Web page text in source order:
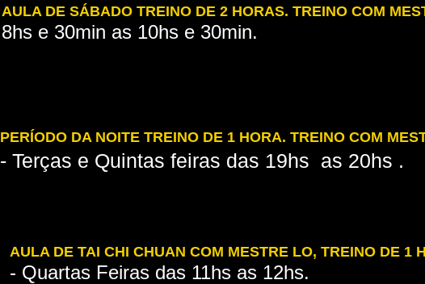
AULA DE SÁBADO TREINO DE 2 HORAS. TREINO COM
8hs e 30min as 10hs e 30min.
PERÍODO DA NOITE TREINO DE 1 HORA. TREINO COM
- Terças e Quintas feiras das 19hs as 20hs .
AULA DE TAI CHI CHUAN COM MESTRE LO, TREINO DE 1
- Quartas Feiras das 11hs as 12hs.